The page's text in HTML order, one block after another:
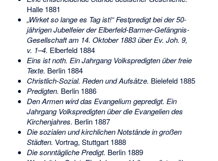
Halle 1881
„Wirket so lange es Tag ist!“ Festpredigt bei der 50-
jährigen Jubelfeier der Elberfeld-Barmer-Gefängnis-
Gesellschaft am 14. Oktober 1883 über Ev. Joh. 9,
v. 1–4. Elberfeld 1884
Eins ist noth. Ein Jahrgang Volkspredigten über freie
Texte. Berlin 1884
Christlich-Sozial. Reden und Aufsätze. Bielefeld 1885
Predigten. Berlin 1886
Den Armen wird das Evangelium gepredigt. Ein
Jahrgang Volkspredigten über die Evangelien des
Kirchenjahres. Berlin 1887
Die sozialen und kirchlichen Notstände in großen
Städten. Vortrag, Stuttgart 1888
Die sonntägliche Predigt. Berlin 1889